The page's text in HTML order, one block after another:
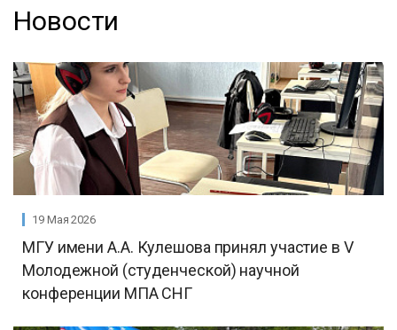
Новости
19 Мая 2026
МГУ имени А.А. Кулешова принял участие в V
Молодежной (студенческой) научной
конференции МПА СНГ